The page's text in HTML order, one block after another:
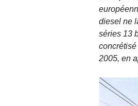
diesel ne
séries 13
concrétisé
2005, en